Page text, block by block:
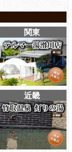
関東
近畿